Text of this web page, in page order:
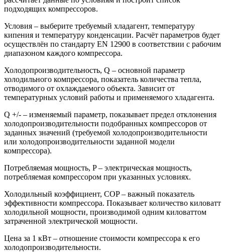
подходящих компрессоров.
Условия – выберите требуемый хладагент, температуру
кипения и температуру конденсации. Расчёт параметров будет
осуществлён по стандарту EN 12900 в соответствии с рабочим
диапазоном каждого компрессора.
Холодопроизводительность, Q – основной параметр
холодильного компрессора, показатель количества тепла,
отводимого от охлаждаемого объекта. Зависит от
температурных условий работы и применяемого хладагента.
Q +/- – изменяемый параметр, показывает предел отклонения
холодопроизводительности подобранных компрессоров от
заданных значений (требуемой холодопроизводительности
или холодопроизводительности заданной модели
компрессора).
Потребляемая мощность, P – электрическая мощность,
потребляемая компрессором при указанных условиях.
Холодильный коэффициент, COP – важный показатель
эффективности компрессора. Показывает количество киловатт
холодильной мощности, производимой одним киловаттом
затраченной электрической мощности.
Цена за 1 кВт – отношение стоимости компрессора к его
холодопроизводительности.